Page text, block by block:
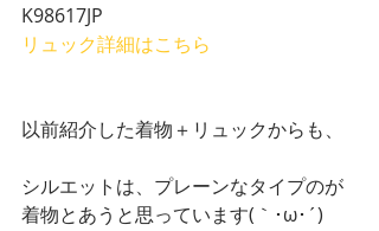
K98617JP
リュック詳細はこちら
以前紹介した着物＋リュックからも、
シルエットは、プレーンなタイプのが
着物とあうと思っています(｀･ω･´)